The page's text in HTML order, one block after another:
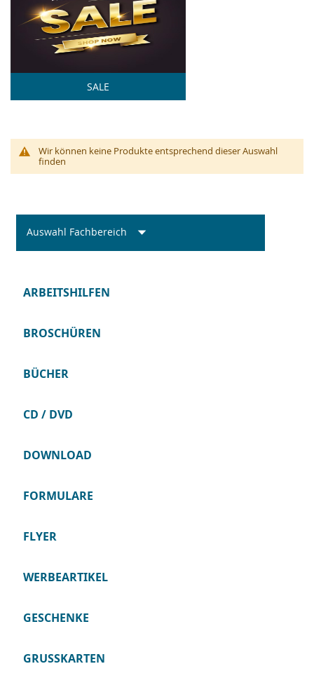
SALE
Wir können keine Produkte entsprechend dieser Auswahl
finden
Auswahl Fachbereich
ARBEITSHILFEN
BROSCHÜREN
BÜCHER
CD / DVD
DOWNLOAD
FORMULARE
FLYER
WERBEARTIKEL
GESCHENKE
GRUSSKARTEN